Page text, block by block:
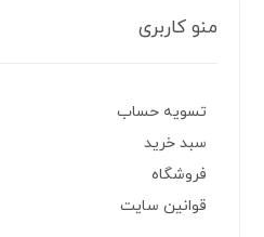
منو کاربری
تسویه حساب
سبد خرید
فروشگاه
قوانین سایت